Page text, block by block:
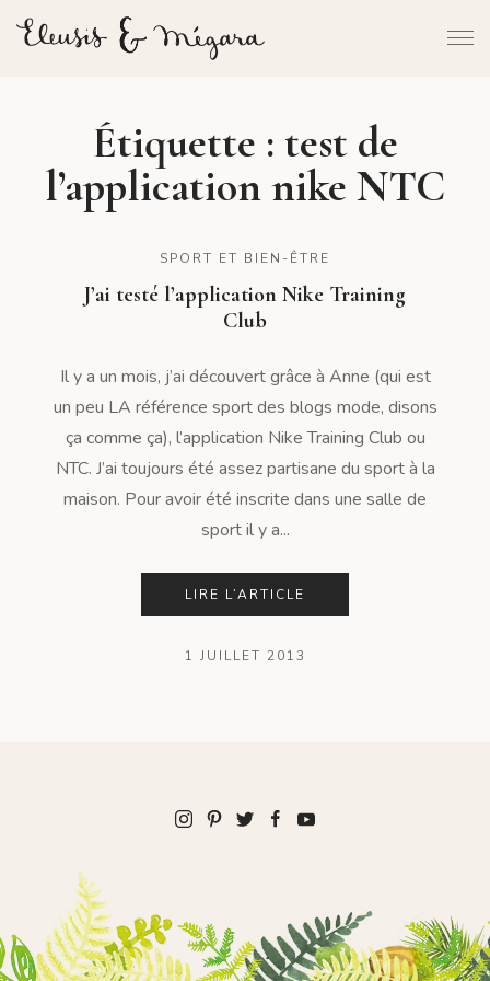
Étiquette : test de
l’application nike NTC
SPORT ET BIEN-ÊTRE
J’ai testé l’application Nike Training
Club
Il y a un mois, j’ai découvert grâce à Anne (qui est
un peu LA référence sport des blogs mode, disons
ça comme ça), l’application Nike Training Club ou
NTC. J’ai toujours été assez partisane du sport à la
maison. Pour avoir été inscrite dans une salle de
sport il y a...
LIRE L’ARTICLE
1 JUILLET 2013